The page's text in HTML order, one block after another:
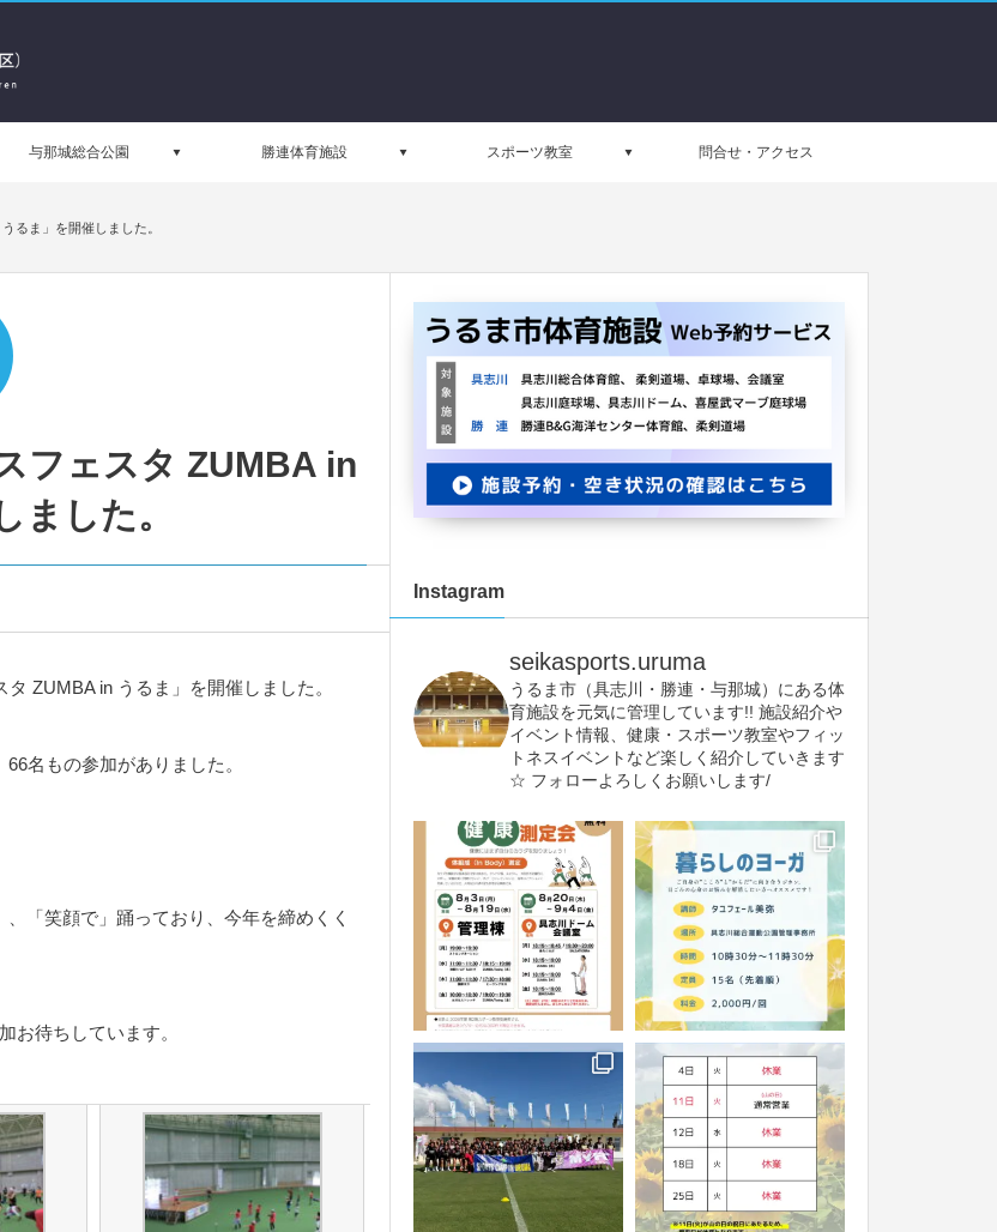
与那城総合公園 勝連体育施設 スポーツ教室 問合せ・アクセス
るま」を開催しました。
フェスタ ZUMBA in
ました。
ZUMBA in うるま」を開催しました。
名もの参加がありました。
「笑顔で」踊っており、今年を締めくく
お待ちしています。
Instagram
seikasports.uruma
うるま市（具志川・勝連・与那城）にある体
育施設を元気に管理しています!! 施設紹介や
イベント情報、健康・スポーツ教室やフィッ
トネスイベントなど楽しく紹介していきます
☆ フォローよろしくお願いします/